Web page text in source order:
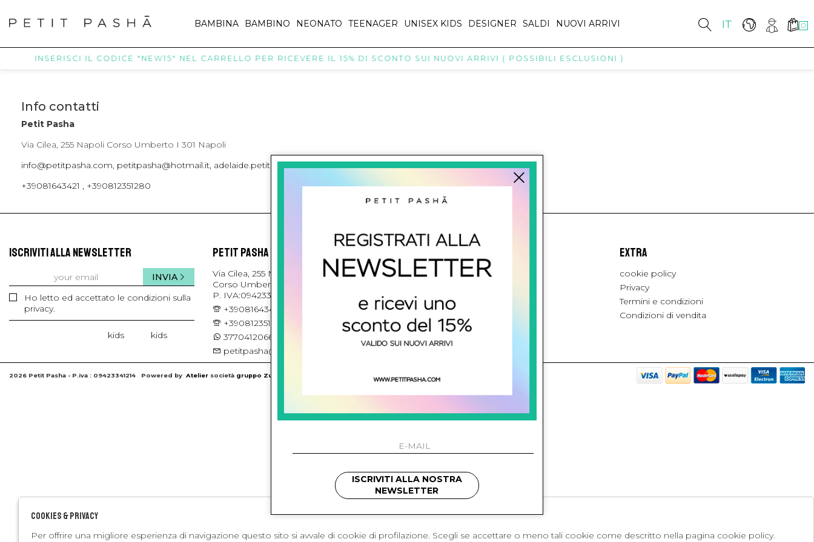
IT 0
BAMBINA BAMBINO NEONATO TEENAGER UNISEX KIDS DESIGNER SALDI NUOVI ARRIVI
INSERISCI IL CODICE "NEW15" NEL CARRELLO PER RICEVERE IL 15% DI SCONTO SUI NUOVI ARRIVI ( POSSIBILI ESCLUSIONI )
Info contatti
Petit Pasha
Via Cilea, 255 Napoli Corso Umberto I 301 Napoli
info@petitpasha.com, petitpasha@hotmail.it, adelaide.petitpasha@hotmail.com
+39081643421 , +390812351280
ISCRIVITI ALLA NEWSLETTER
Ho letto ed accettato le condizioni sulla
privacy.
INVIA
kids kids
PETIT PASHA
Via Cilea, 255 Napoli
Corso Umberto I 301 Napoli - Italia
P. IVA:09423341214
+39081643421
+390812351280
3770412066 , 3397314295
petitpasha@hotmail.it
L'azienda
Contatti
Pagamenti
Spedizione
EXTRA
cookie policy
Privacy
Termini e condizioni
Condizioni di vendita
2026 Petit Pasha - P.iva : 09423341214 Powered by Atelier società gruppo Zucchetti
ISCRIVITI ALLA NOSTRA
NEWSLETTER
Cookies & Privacy
Per offrire una migliore esperienza di navigazione questo sito si avvale di cookie di profilazione. Scegli se accettare o meno tali cookie come descritto nella pagina cookie policy.